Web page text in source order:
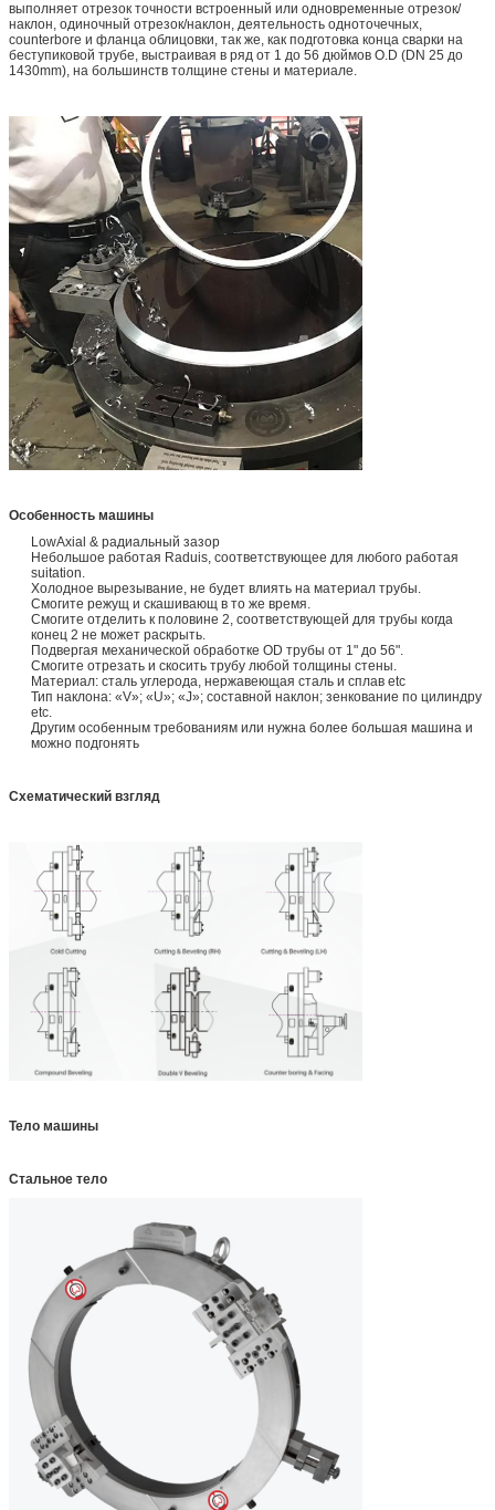
выполняет отрезок точности встроенный или одновременные отрезок/
наклон, одиночный отрезок/наклон, деятельность одноточечных,
counterbore и фланца облицовки, так же, как подготовка конца сварки на
беступиковой трубе, выстраивая в ряд от 1 до 56 дюймов O.D (DN 25 до
1430mm), на большинств толщине стены и материале.
Особенность машины
LowAxial & радиальный зазор
Небольшое работая Raduis, соответствующее для любого работая
suitation.
Холодное вырезывание, не будет влиять на материал трубы.
Смогите режущ и скашивающ в то же время.
Смогите отделить к половине 2, соответствующей для трубы когда
конец 2 не может раскрыть.
Подвергая механической обработке OD трубы от 1" до 56".
Смогите отрезать и скосить трубу любой толщины стены.
Материал: сталь углерода, нержавеющая сталь и сплав etc
Тип наклона: «V»; «U»; «J»; составной наклон; зенкование по цилиндру
etc.
Другим особенным требованиям или нужна более большая машина и
можно подгонять
Схематический взгляд
Тело машины
Стальное тело